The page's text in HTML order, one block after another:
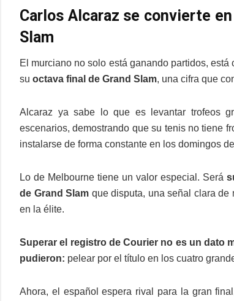
Carlos Alcaraz se convierte
Slam
El murciano no solo está ganando partidos,
su octava final de Grand Slam, una cifra que
Alcaraz ya sabe lo que es levantar trofeos
escenarios, demostrando que su tenis no tiene
instalarse de forma constante en los domingos
Lo de Melbourne tiene un valor especial. Será
de Grand Slam que disputa, una señal clara
en la élite.
Superar el registro de Courier no es un dato
pudieron: pelear por el título en los cuatro
Ahora, el español espera rival para la gran